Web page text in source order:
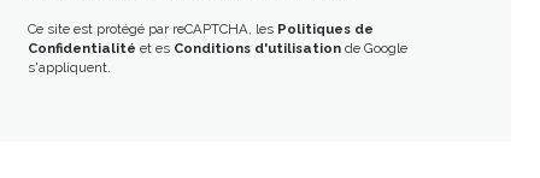
Ce site est protégé par reCAPTCHA, les Politiques de
Confidentialité et es Conditions d'utilisationde Google
s'appliquent.